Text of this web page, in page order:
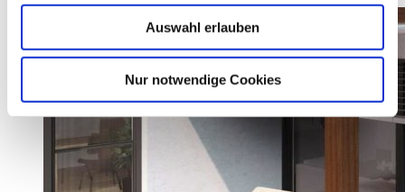
Auswahl erlauben
Nur notwendige Cookies